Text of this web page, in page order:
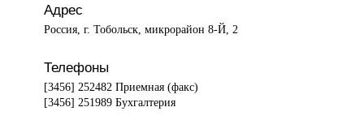
Адрес
Россия, г. Тобольск, микрорайон 8-Й, 2
Телефоны
[3456] 252482 Приемная (факс)
[3456] 251989 Бухгалтерия